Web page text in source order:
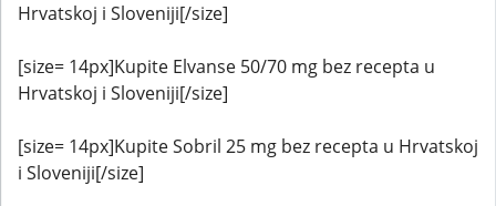
Hrvatskoj i Sloveniji[/size]
[size= 14px]Kupite Elvanse 50/70 mg bez recepta u
Hrvatskoj i Sloveniji[/size]
[size= 14px]Kupite Sobril 25 mg bez recepta u Hrvatskoj
i Sloveniji[/size]